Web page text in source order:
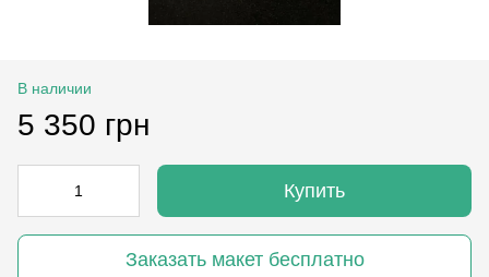
В наличии
5 350 грн
Купить
Заказать макет бесплатно